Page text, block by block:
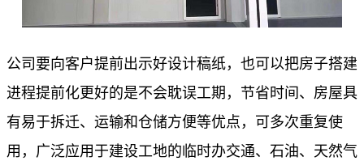
公司要向客户提前出示好设计稿纸，也可以把房子搭建
进程提前化更好的是不会耽误工期，节省时间、房屋具
有易于拆迁、运输和仓储方便等优点，可多次重复使
用，广泛应用于建设工地的临时办交通、石油、天然气